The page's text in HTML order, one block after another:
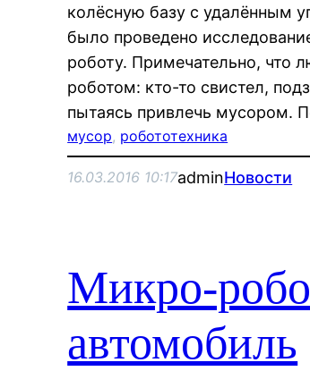
колёсную базу с удалённым
было проведено
роботу. Примечательно, что
роботом: кто-то свистел,
пытаясь привлечь
мусор, робототехника
16.03.2016 10:17adminНовости
Микро-
автомобиль